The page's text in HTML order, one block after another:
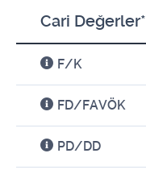
Cari Değerler*
F/K
FD/FAVÖK
PD/DD